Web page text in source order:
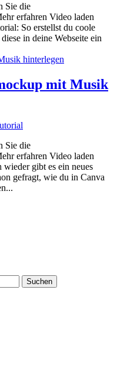
Sie die
erfahren Video laden
So erstellst du coole
in deine Webseite ein
mit Musik
Sie die
erfahren Video laden
gibt es ein neues
gefragt, wie du in Canva